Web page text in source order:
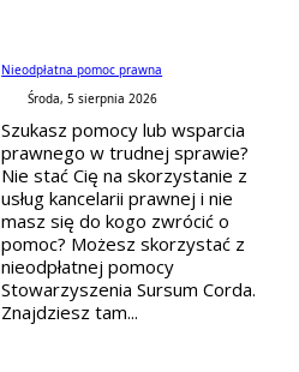
Nieodpłatna pomoc prawna
Środa, 5 sierpnia 2026
Szukasz pomocy lub wsparcia
prawnego w trudnej sprawie?
Nie stać Cię na skorzystanie z
usług kancelarii prawnej i nie
masz się do kogo zwrócić o
pomoc? Możesz skorzystać z
nieodpłatnej pomocy
Stowarzyszenia Sursum Corda.
Znajdziesz tam...